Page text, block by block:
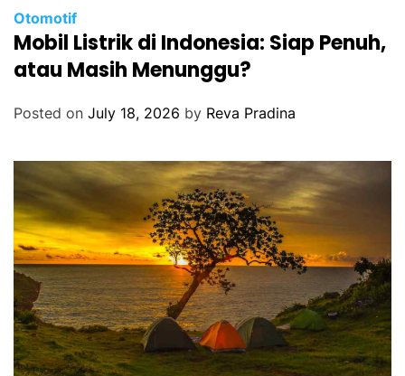
Otomotif
Mobil Listrik di Indonesia: Siap Penuh,
atau Masih Menunggu?
Posted on July 18, 2026 by Reva Pradina